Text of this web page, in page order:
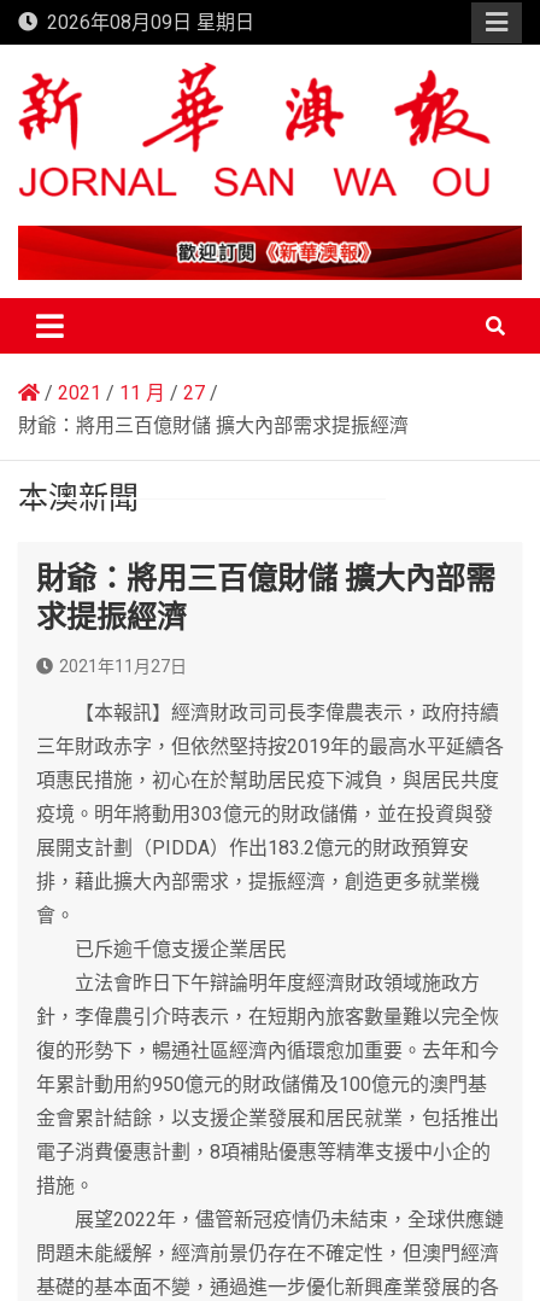
Skip
to
content
2026年08月09日 星期日
新華澳報
2021 11 月
27
財爺：將用三百億財儲 擴大內部需求提振經濟
本澳新聞
財爺：將用三百億財儲 擴大內部需
求提振經濟
2021年11月27日
【本報訊】經濟財政司司長李偉農表示，政府持續
三年財政赤字，但依然堅持按2019年的最高水平延續各
項惠民措施，初心在於幫助居民疫下減負，與居民共度
疫境。明年將動用303億元的財政儲備，並在投資與發
展開支計劃（PIDDA）作出183.2億元的財政預算安
排，藉此擴大內部需求，提振經濟，創造更多就業機
會。
已斥逾千億支援企業居民
立法會昨日下午辯論明年度經濟財政領域施政方
針，李偉農引介時表示，在短期內旅客數量難以完全恢
復的形勢下，暢通社區經濟內循環愈加重要。去年和今
年累計動用約950億元的財政儲備及100億元的澳門基
金會累計結餘，以支援企業發展和居民就業，包括推出
電子消費優惠計劃，8項補貼優惠等精準支援中小企的
措施。
展望2022年，儘管新冠疫情仍未結束，全球供應鏈
問題未能緩解，經濟前景仍存在不確定性，但澳門經濟
基礎的基本面不變，通過進一步優化新興產業發展的各